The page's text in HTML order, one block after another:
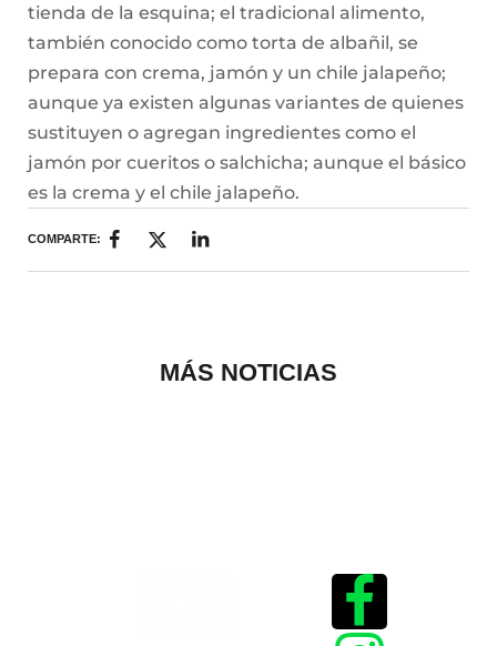
tienda de la esquina; el tradicional alimento,
también conocido como torta de albañil, se
prepara con crema, jamón y un chile jalapeño;
aunque ya existen algunas variantes de quienes
sustituyen o agregan ingredientes como el
jamón por cueritos o salchicha; aunque el básico
es la crema y el chile jalapeño.
COMPARTE:
MÁS NOTICIAS